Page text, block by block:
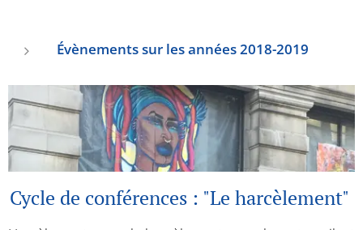
Évènements sur les années 2018-2019
Cycle de conférences : "Le harcèlement"